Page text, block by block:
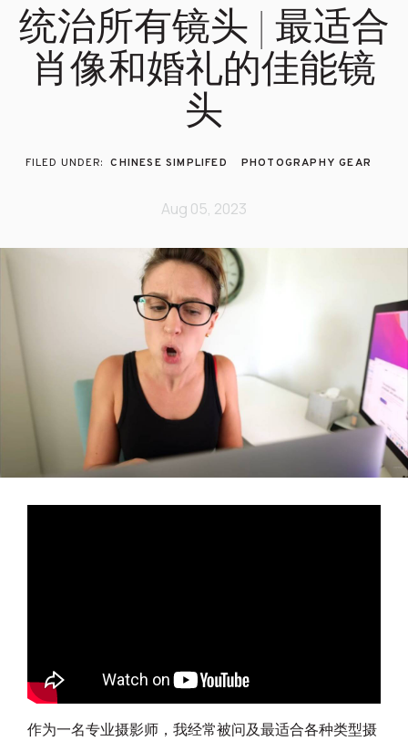
统治所有镜头 | 最适合
肖像和婚礼的佳能镜
头
CHINESE SIMPLIFED PHOTOGRAPHY GEAR
Aug 05, 2023
作为一名专业摄影师，我经常被问及最适合各种类型摄